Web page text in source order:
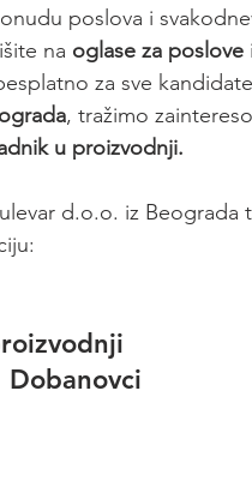
poslova i
na oglase za poslove
za sve
, tražimo
u proizvodnji.
d.o.o. iz Beograda
Dobanovci